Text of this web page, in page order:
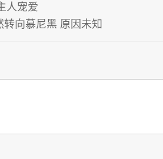
人宠爱
向慕尼黑 原因未知